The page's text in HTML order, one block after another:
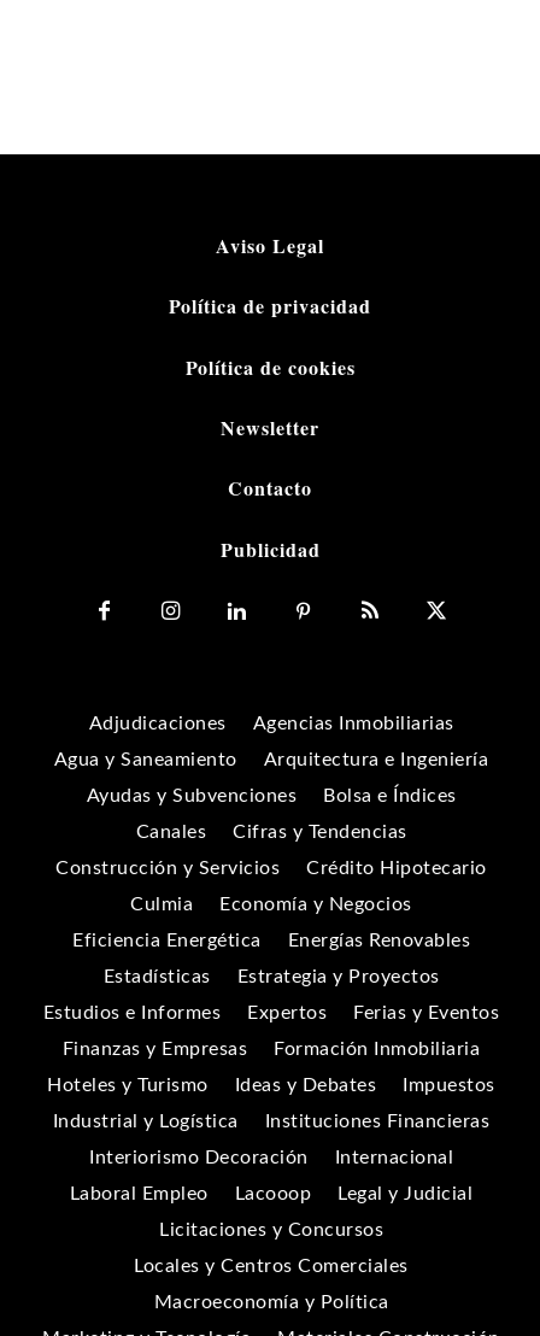
Aviso Legal
Política de privacidad
Política de cookies
Newsletter
Contacto
Publicidad
Adjudicaciones
Agencias Inmobiliarias
Agua y Saneamiento
Arquitectura e Ingeniería
Ayudas y Subvenciones
Bolsa e Índices
Canales
Cifras y Tendencias
Construcción y Servicios
Crédito Hipotecario
Culmia
Economía y Negocios
Eficiencia Energética
Energías Renovables
Estadísticas
Estrategia y Proyectos
Estudios e Informes
Expertos
Ferias y Eventos
Finanzas y Empresas
Formación Inmobiliaria
Hoteles y Turismo
Ideas y Debates
Impuestos
Industrial y Logística
Instituciones Financieras
Interiorismo Decoración
Internacional
Laboral Empleo
Lacooop
Legal y Judicial
Licitaciones y Concursos
Locales y Centros Comerciales
Macroeconomía y Política